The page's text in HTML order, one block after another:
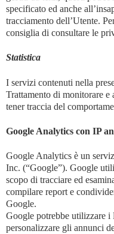
specificato ed anche
tracciamento dell’Utente.
consiglia di consultare le
Statistica
I servizi contenuti nella
Trattamento di monitorare
tener traccia del
Google Analytics con IP
Google Analytics è un
Inc. (“Google”). Google
scopo di tracciare ed
compilare report e
Google.
Google potrebbe utilizzare i
personalizzare gli annunci